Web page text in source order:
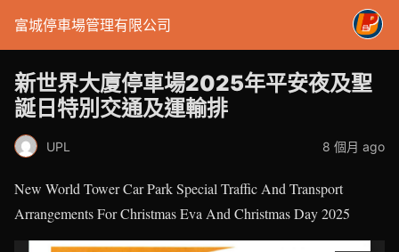
富城停車場管理有限公司
新世界大廈停車場2025年平安夜及聖
誕日特別交通及運輸排
UPL 8 個月 ago
New World Tower Car Park Special Traffic And Transport
Arrangements For Christmas Eva And Christmas Day 2025